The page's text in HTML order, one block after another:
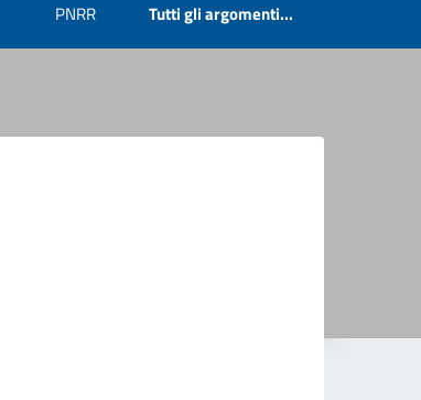
PNRR Tutti gli argomenti...